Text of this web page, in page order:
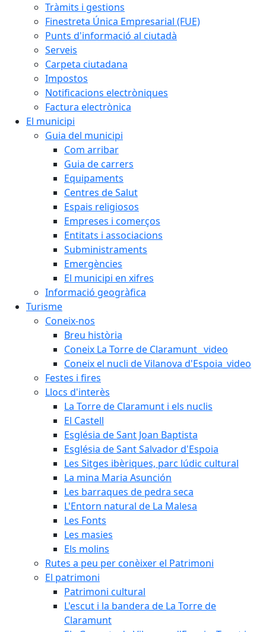
Tràmits i gestions
Finestreta Única Empresarial (FUE)
Punts d'informació al ciutadà
Serveis
Carpeta ciutadana
Impostos
Notificacions electròniques
Factura electrònica
El municipi
Guia del municipi
Com arribar
Guia de carrers
Equipaments
Centres de Salut
Espais religiosos
Empreses i comerços
Entitats i associacions
Subministraments
Emergències
El municipi en xifres
Informació geogràfica
Turisme
Coneix-nos
Breu història
Coneix La Torre de Claramunt _video
Coneix el nucli de Vilanova d'Espoia_video
Festes i fires
Llocs d'interès
La Torre de Claramunt i els nuclis
El Castell
Església de Sant Joan Baptista
Església de Sant Salvador d'Espoia
Les Sitges ibèriques, parc lúdic cultural
La mina Maria Asunción
Les barraques de pedra seca
L'Entorn natural de La Malesa
Les Fonts
Les masies
Els molins
Rutes a peu per conèixer el Patrimoni
El patrimoni
Patrimoni cultural
L'escut i la bandera de La Torre de
Claramunt